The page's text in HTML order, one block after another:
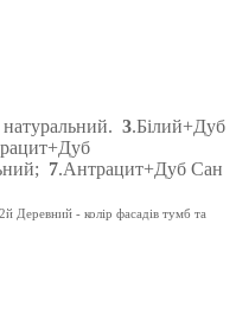
3.Білий+Дуб
7.Антрацит+Дуб Сан
Деревний - колір фасадів тумб та